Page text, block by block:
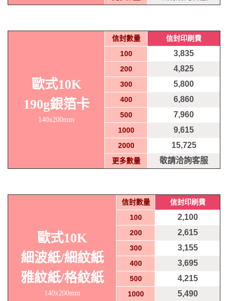
歐式10K
190g銀箔卡
140x200mm
信封數量
信封印刷費
100
3,835
200 4,825
300 5,800
400 6,860
500 7,960
1000 9,615
2000 15,725
更多數量 敬請洽詢客服
歐式10K
細波紙/細紋紙
雅紋紙/格紋紙
140x200mm
信封數量
信封印刷費
100
2,100
200 2,615
300 3,155
400 3,695
500 4,215
1000 5,490